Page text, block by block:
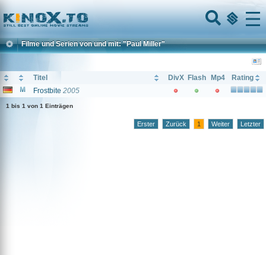
Home
Menu
Filme und Serien von und mit: "Paul Miller"
Titel DivX Flash Mp4
Rating
Frostbite 2005
1 bis 1 von 1 Einträgen
Erster Zurück 1 Weiter Letzter